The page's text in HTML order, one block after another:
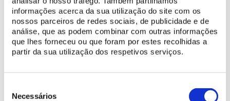
informações acerca da sua utilização do site com os
nossos parceiros de redes sociais, de publicidade e de
análise, que as podem combinar com outras informações
que lhes forneceu ou que foram por estes recolhidas a
partir da sua utilização dos respetivos serviços.
Necessários
Tomei conhecimento da
política de privacidade da Parques de
Sintrae autorizo o processamento dos meus dados para os
devidos efeitos.
ENVIAR